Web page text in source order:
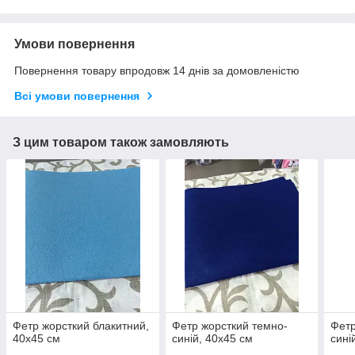
Умови повернення
Повернення товару впродовж 14 днів за домовленістю
Всі умови повернення
З цим товаром також замовляють
Фетр жорсткий блакитний,
40х45 см
Фетр жорсткий темно-
синій, 40х45 см